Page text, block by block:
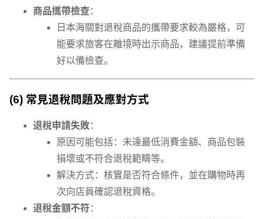
商品攜帶檢查：
日本海關對退稅商品的攜帶要求較為嚴格，可
能要求旅客在離境時出示商品，建議提前準備
好以備檢查。
(6) 常見退稅問題及應對方式
退稅申請失敗：
原因可能包括：未達最低消費金額、商品包裝
損壞或不符合退稅範疇等。
解決方式：核實是否符合條件，並在購物時再
次向店員確認退稅資格。
退稅金額不符：